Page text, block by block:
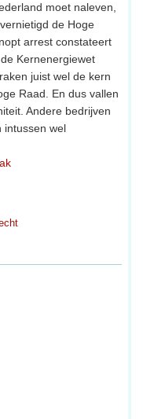
moet naleven,
de Hoge
arrest constateert
Kernenergiewet
juist wel de kern
Raad. En dus vallen
Andere bedrijven
intussen wel